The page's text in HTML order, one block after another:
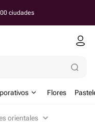
ciudades
Flores
orientales